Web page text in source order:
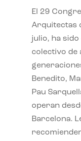
El 29
Arquitectas
julio, ha
colectivo de
Benedito,
Pau
operan
Barcelona.